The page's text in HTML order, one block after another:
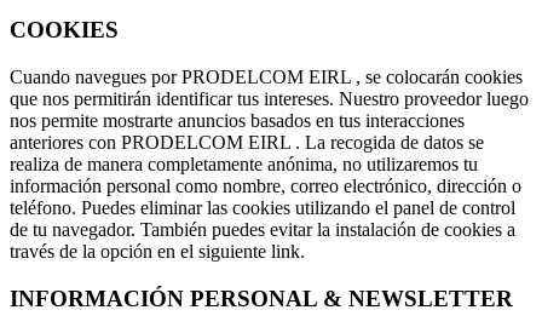
COOKIES
Cuando navegues por PRODELCOM EIRL , se colocarán cookies
que nos permitirán identificar tus intereses. Nuestro proveedor luego
nos permite mostrarte anuncios basados en tus interacciones
anteriores con PRODELCOM EIRL . La recogida de datos se
realiza de manera completamente anónima, no utilizaremos tu
información personal como nombre, correo electrónico, dirección o
teléfono. Puedes eliminar las cookies utilizando el panel de control
de tu navegador. También puedes evitar la instalación de cookies a
través de la opción en el siguiente link.
INFORMACIÓN PERSONAL & NEWSLETTER